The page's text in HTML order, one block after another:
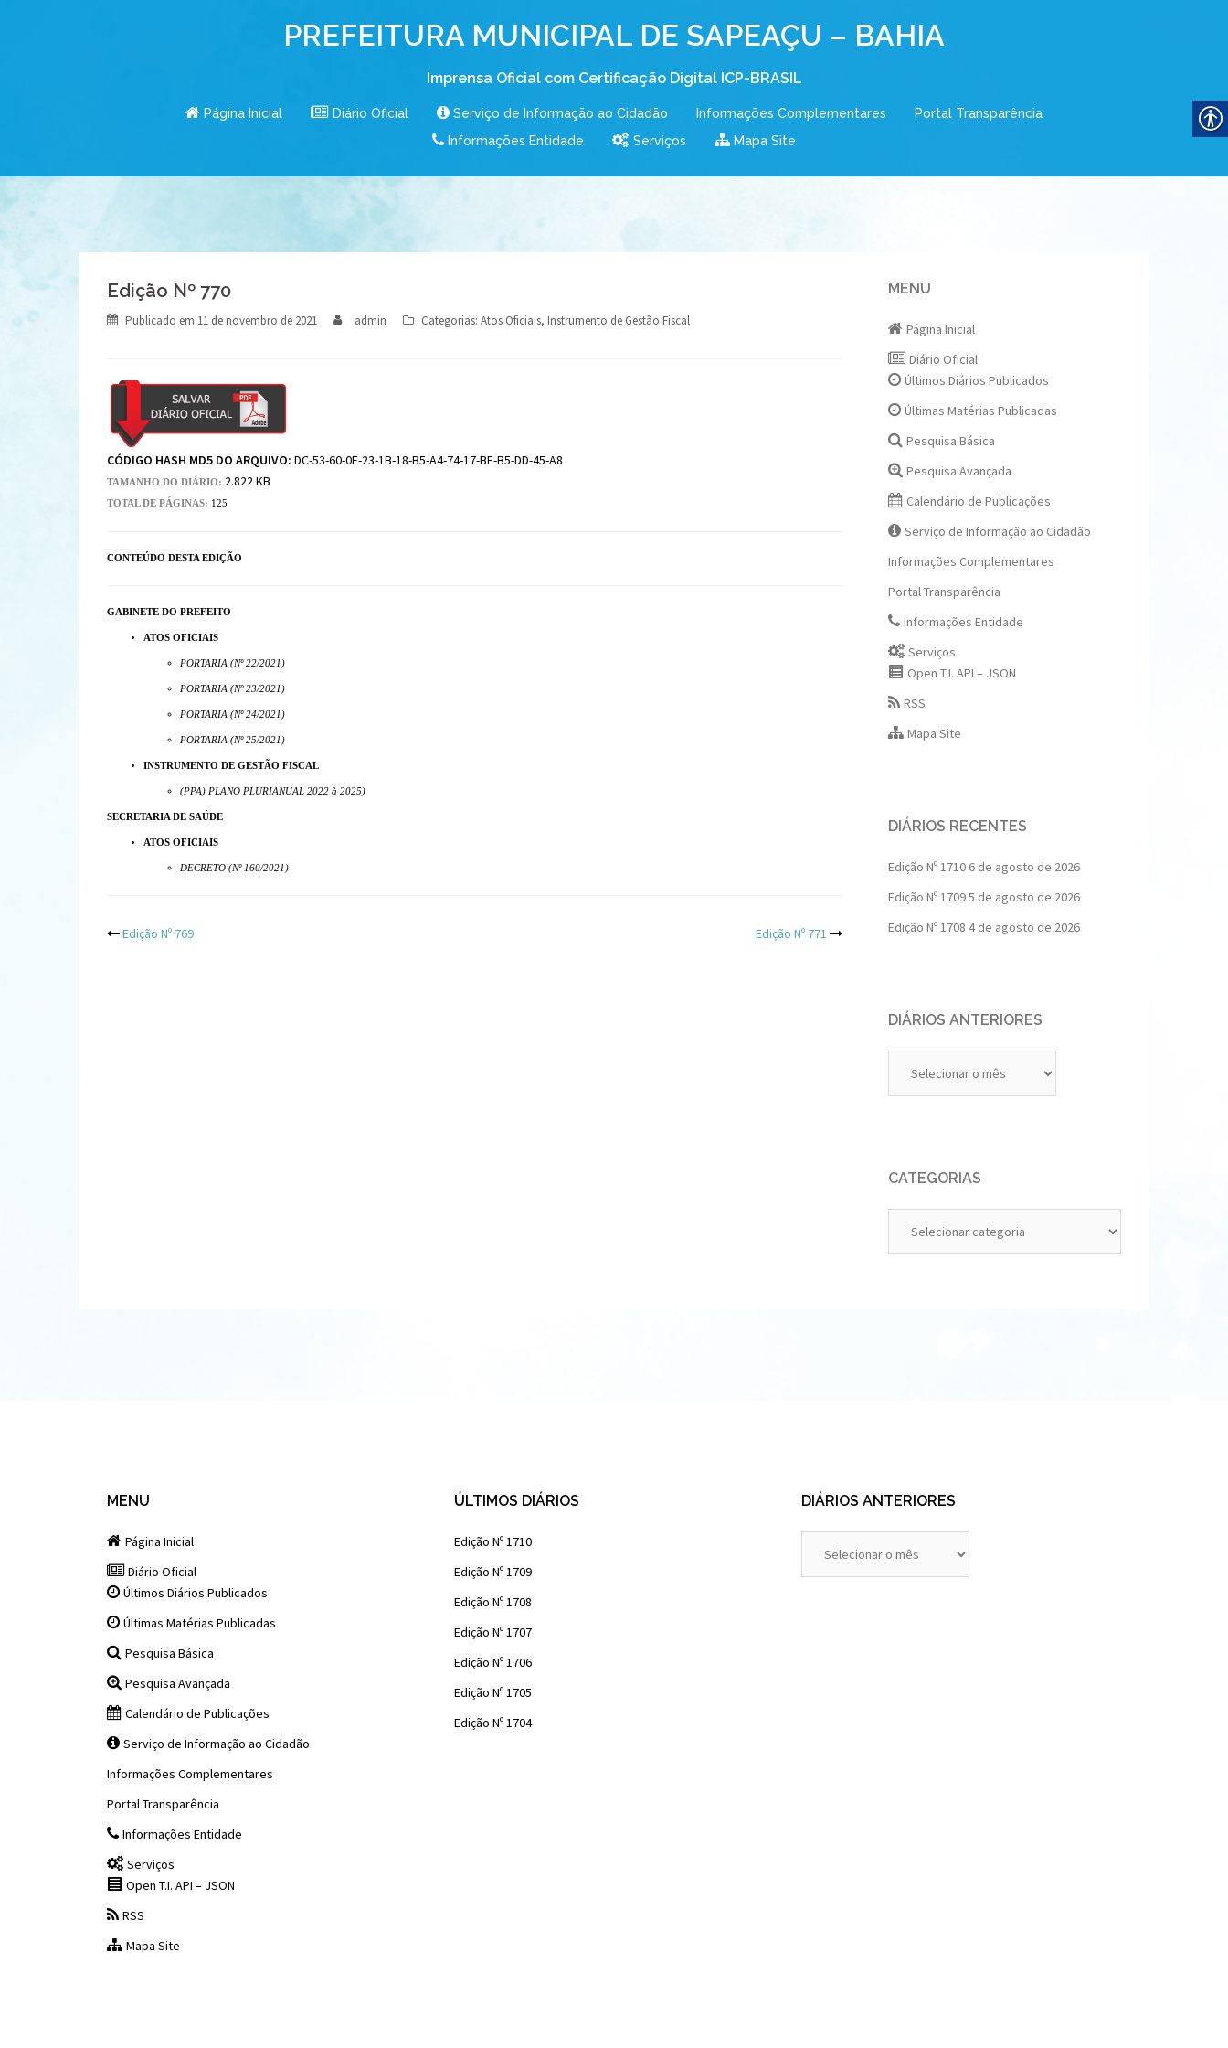
PREFEITURA MUNICIPAL DE SAPEAÇU – BAHIA
Imprensa Oficial com Certificação Digital ICP-BRASIL
Página Inicial Diário Oficial Serviço de Informação ao Cidadão Informações Complementares
Portal Transparência
Informações Entidade
Serviços Mapa Site
Edição Nº 770
Publicado em 11 de novembro de 2021 admin Categorias: Atos Oficiais, Instrumento de Gestão Fiscal
CÓDIGO HASH MD5 DO ARQUIVO: DC-53-60-0E-23-1B-18-B5-A4-74-17-BF-B5-DD-45-A8
TAMANHO DO DIÁRIO: 2.822 KB
TOTAL DE PÁGINAS: 125
CONTEÚDO DESTA EDIÇÃO
GABINETE DO PREFEITO
ATOS OFICIAIS
PORTARIA (Nº 22/2021)
PORTARIA (Nº 23/2021)
PORTARIA (Nº 24/2021)
PORTARIA (Nº 25/2021)
INSTRUMENTO DE GESTÃO FISCAL
(PPA) PLANO PLURIANUAL 2022 à 2025)
SECRETARIA DE SAÚDE
ATOS OFICIAIS
DECRETO (Nº 160/2021)
Post
Edição Nº 769 Edição Nº 771
MENU
Página Inicial
Diário Oficial
Últimos Diários Publicados
Últimas Matérias Publicadas
Pesquisa Básica
Pesquisa Avançada
Calendário de Publicações
Serviço de Informação ao Cidadão
Informações Complementares
Portal Transparência
Informações Entidade
Serviços
Open T.I. API – JSON
RSS
Mapa Site
DIÁRIOS RECENTES
Edição Nº 1710 6 de agosto de 2026
Edição Nº 17095 de agosto de 2026
Edição Nº 1708 4 de agosto de 2026
DIÁRIOS ANTERIORES
Anteriores
CATEGORIAS
MENU
Página Inicial
Diário Oficial
Últimos Diários Publicados
Últimas Matérias Publicadas
Pesquisa Básica
Pesquisa Avançada
Calendário de Publicações
Serviço de Informação ao Cidadão
Informações Complementares
Portal Transparência
Informações Entidade
Serviços
Open T.I. API – JSON
RSS
Mapa Site
ÚLTIMOS DIÁRIOS
Edição Nº 1710
Edição Nº 1709
Edição Nº 1708
Edição Nº 1707
Edição Nº 1706
Edição Nº 1705
Edição Nº 1704
DIÁRIOS ANTERIORES
Anteriores